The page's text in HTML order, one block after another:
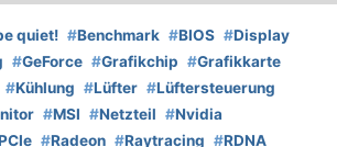
quiet! #Benchmark #BIOS #Display
#GeForce #Grafikchip #Grafikkarte
#Kühlung #Lüfter #Lüftersteuerung
#MSI #Netzteil #Nvidia
#Radeon #Raytracing #RDNA